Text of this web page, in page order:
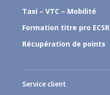
Taxi – VTC – Mobilité
Formation titre pro ECSR
Récupération de points
Service client